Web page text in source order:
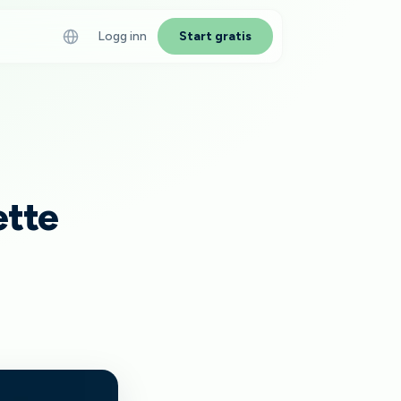
i rekruttering 2026
Logg inn Start gratis